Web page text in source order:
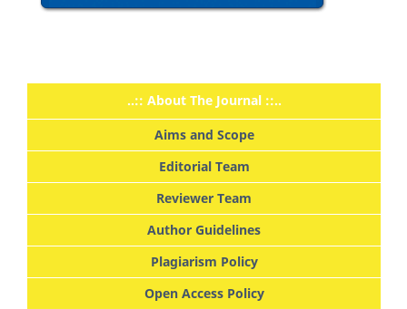
..:: About The Journal ::..
Aims and Scope
Editorial Team
Reviewer Team
Author Guidelines
Plagiarism Policy
Open Access Policy